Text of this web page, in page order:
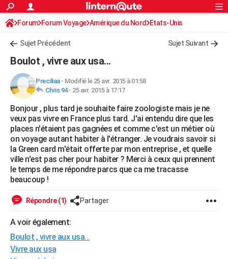
ACTUALITÉS
Politique
Société
Faits Divers
Education
Monde
Villes
+
FINANCE
Retraite
Impôts
Epargne
Immobilier
Risques naturels par ville
Banque
Assurance
Crédit
AUTO
Essais
Réserver un essai
Citadines
Berlines
SUV
Forum auto
+HIGH-TECH
Mobiles
Meilleur smartphone
Internet
Ordinateurs
Jeux vidéo
Guide high-tech
+BRICOLAGE
Forum
Aménagement intérieur
Extérieur
Cuisine
Salle de bains
Jardinage
Rangement
WEEK-END
Guides de France
Escapades
Patrimoine
Expositions
Musées
Week-end nature
+LIFESTYLE
Art de vivre
Bien-être
Loisirs
Mode
Modes de vie
SANTE
VOYAGE
Destinations
City break
Voyage nature
Voyage de noces
Forum
Climat
PHOTO
Rechercher
S'inscrire
Connexion
Forum Forum Voyage Amérique du Nord Etats-Unis
Sujet Précédent Sujet Suivant
Boulot , vivre aux usa...
Preciliaa- Modifié le 25 avr. 2015 à 01:58
Chris 94- 25 avr. 2015 à 17:17
Bonjour , plus tard je souhaite faire zoologiste mais je ne
veux pas vivre en France plus tard. J'ai entendu dire que les
places n'étaient pas gagnées et comme c'est un métier où
on voyage autant habiter à l'étranger. Je voudrais savoir si
la Green card m'était offerte par mon entreprise , et quelle
ville n'est pas cher pour habiter ? Merci à ceux qui prennent
le temps de me répondre parcs que ca me tracasse
beaucoup !
Répondre (1) Partager
A voir également:
Boulot , vivre aux usa...
Vivre aux usa